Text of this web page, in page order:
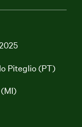
Piteglio (PT)